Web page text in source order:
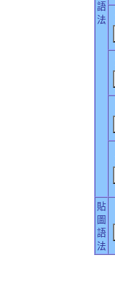
語
法
貼
圖
語
法